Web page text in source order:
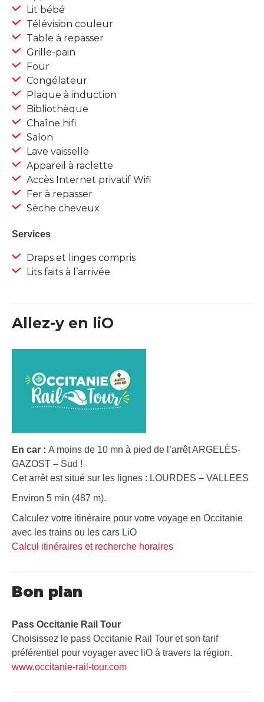
Lit bébé
Télévision couleur
Table à repasser
Grille-pain
Four
Congélateur
Plaque à induction
Bibliothèque
Chaîne hifi
Salon
Lave vaisselle
Appareil à raclette
Accès Internet privatif Wifi
Fer à repasser
Sèche cheveux
Services
Draps et linges compris
Lits faits à l’arrivée
Allez-y en liO
En car : A moins de 10 mn à pied de l’arrêt ARGELÈS-
GAZOST – Sud !
Cet arrêt est situé sur les lignes : LOURDES – VALLEES
Environ 5 min (487 m).
Calculez votre itinéraire pour votre voyage en Occitanie
avec les trains ou les cars LiO
Calcul itinéraires et recherche horaires
Bon plan
Pass Occitanie Rail Tour​
Choisissez le pass Occitanie Rail Tour et son tarif
préférentiel pour voyager avec liO à travers la région.
www.occitanie-rail-tour.com